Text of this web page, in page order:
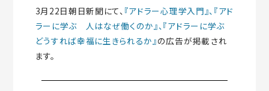
3月22日朝日新聞にて、 『アドラー心理学入門』、 『アド
ラーに学ぶ 人はなぜ働くのか』、 『アドラーに学ぶ
どうすれば幸福に生きられるか』の広告が掲載され
ます。